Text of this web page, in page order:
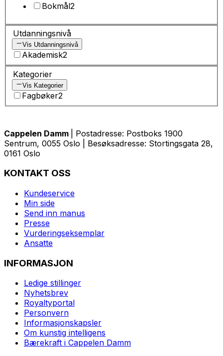
Bokmål2
Utdanningsnivå
Vis Utdanningsnivå
Akademisk2
Kategorier
Vis Kategorier
Fagbøker2
Cappelen Damm
| Postadresse: Postboks 1900
Sentrum, 0055 Oslo | Besøksadresse: Stortingsgata 28,
0161 Oslo
KONTAKT OSS
Kundeservice
Min side
Send inn manus
Presse
Vurderingseksemplar
Ansatte
INFORMASJON
Ledige stillinger
Nyhetsbrev
Royaltyportal
Personvern
Informasjonskapsler
Om kunstig intelligens
Bærekraft i Cappelen Damm